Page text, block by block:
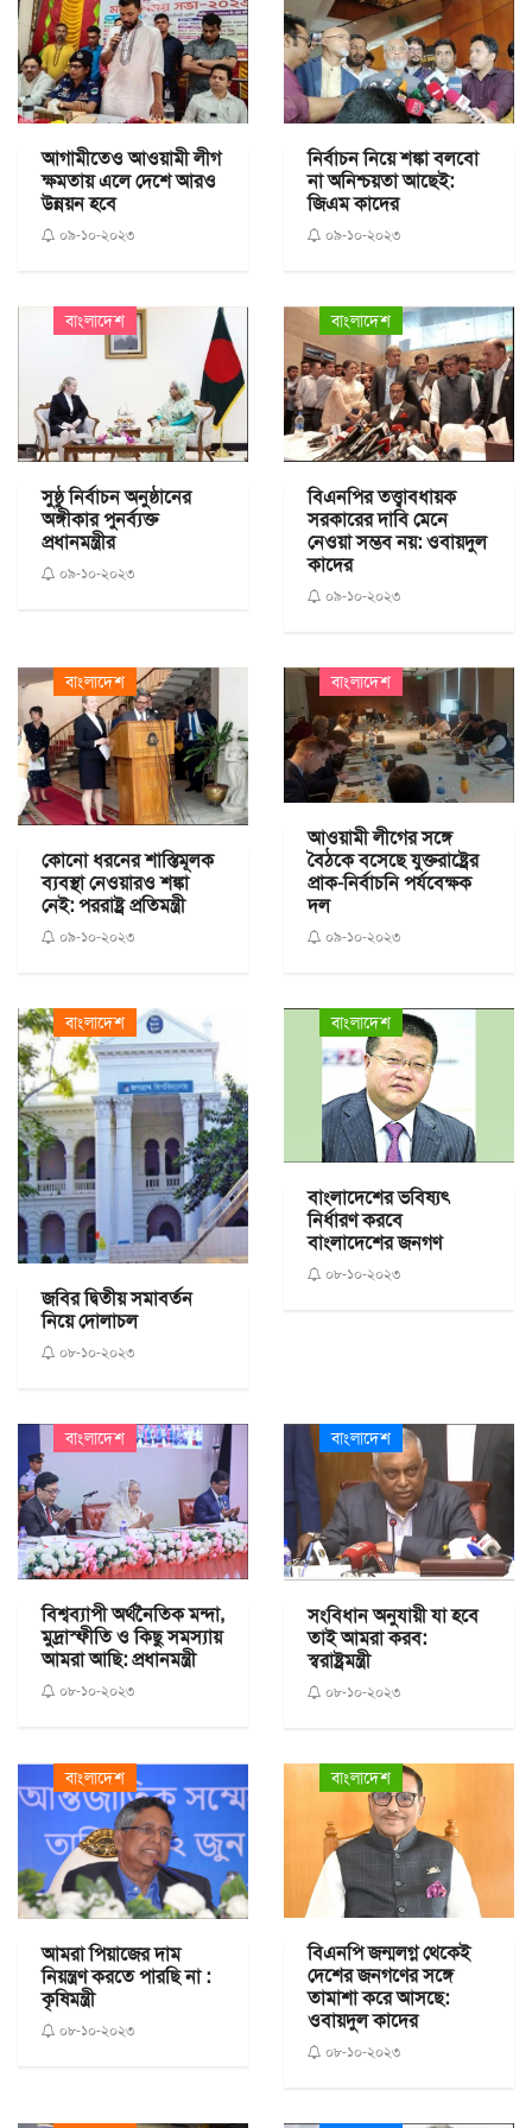
আগামীতেও আওয়ামী লীগ
ক্ষমতায় এলে দেশে আরও
উন্নয়ন হবে
০৯-১০-২০২৩
নির্বাচন নিয়ে শঙ্কা বলবো
না অনিশ্চয়তা আছেই:
জিএম কাদের
০৯-১০-২০২৩
বাংলাদেশ
সুষ্ঠু নির্বাচন অনুষ্ঠানের
অঙ্গীকার পুনর্ব্যক্ত
প্রধানমন্ত্রীর
০৯-১০-২০২৩
বাংলাদেশ
বিএনপির তত্ত্বাবধায়ক
সরকারের দাবি মেনে
নেওয়া সম্ভব নয়: ওবায়দুল
কাদের
০৯-১০-২০২৩
বাংলাদেশ
কোনো ধরনের শাস্তিমূলক
ব্যবস্থা নেওয়ারও শঙ্কা
নেই: পররাষ্ট্র প্রতিমন্ত্রী
০৯-১০-২০২৩
বাংলাদেশ
আওয়ামী লীগের সঙ্গে
বৈঠকে বসেছে যুক্তরাষ্ট্রের
প্রাক-নির্বাচনি পর্যবেক্ষক
দল
০৯-১০-২০২৩
বাংলাদেশ
জবির দ্বিতীয় সমাবর্তন
নিয়ে দোলাচল
০৮-১০-২০২৩
বাংলাদেশ
বাংলাদেশের ভবিষ্যৎ
নির্ধারণ করবে
বাংলাদেশের জনগণ
০৮-১০-২০২৩
বাংলাদেশ
বিশ্বব্যাপী অর্থনৈতিক মন্দা,
মুদ্রাস্ফীতি ও কিছু সমস্যায়
আমরা আছি: প্রধানমন্ত্রী
০৮-১০-২০২৩
বাংলাদেশ
সংবিধান অনুযায়ী যা হবে
তাই আমরা করব:
স্বরাষ্ট্রমন্ত্রী
০৮-১০-২০২৩
বাংলাদেশ
আমরা পিয়াজের দাম
নিয়ন্ত্রণ করতে পারছি না :
কৃষিমন্ত্রী
০৮-১০-২০২৩
বাংলাদেশ
বিএনপি জন্মলগ্ন থেকেই
দেশের জনগণের সঙ্গে
তামাশা করে আসছে:
ওবায়দুল কাদের
০৮-১০-২০২৩